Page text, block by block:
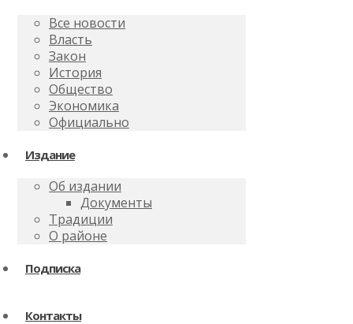
Все новости
Власть
Закон
История
Общество
Экономика
Официально
Издание
Об издании
Документы
Традиции
О районе
Подписка
Контакты